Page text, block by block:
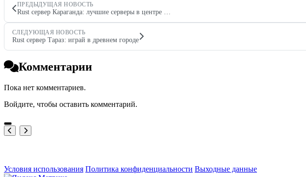
ПРЕДЫДУЩАЯ НОВОСТЬ
Rust сервер Караганда: лучшие серверы в центре …
СЛЕДУЮЩАЯ НОВОСТЬ
Rust сервер Тараз: играй в древнем городе
Комментарии
Пока нет комментариев.
Войдите, чтобы оставить комментарий.
Условия использования Политика конфиденциальности Выходные данные